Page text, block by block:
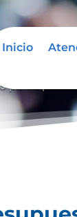
Inicio
participativo.